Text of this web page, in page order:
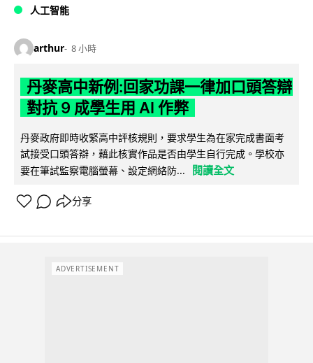
人工智能
arthur 8 小時
丹麥高中新例:回家功課一律加口頭答辯
對抗 9 成學生用 AI 作弊
丹麥政府即時收緊高中評核規則，要求學生為在家完成書面考
試接受口頭答辯，藉此核實作品是否由學生自行完成。學校亦
要在筆試監察電腦螢幕、設定網絡防...
閱讀全文
分享
ADVERTISEMENT